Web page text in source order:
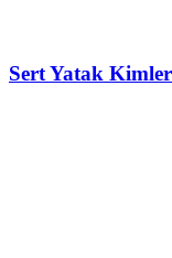
Sert Yatak